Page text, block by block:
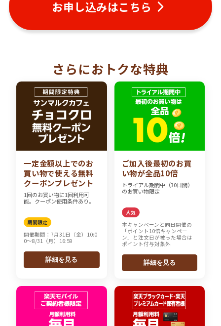
お申し込みはこちら
さらにおトクな特典
一定金額以上でのお
買い物で使える無料
クーポンプレゼント
1回のお買い物に1回利用可
能。クーポン使用条件あり。
期間限定
開催期間：7月31日（金）10:0
0～8/31（月）16:59
詳細を見る
ご加入後最初のお買
い物が全品10倍
トライアル期間中（30日間）
のお買い物限定
人気
本キャンペーンと同日開催の
「ポイント10倍キャンペー
ン」と注文日が被った場合は
ポイント付与対象外
詳細を見る